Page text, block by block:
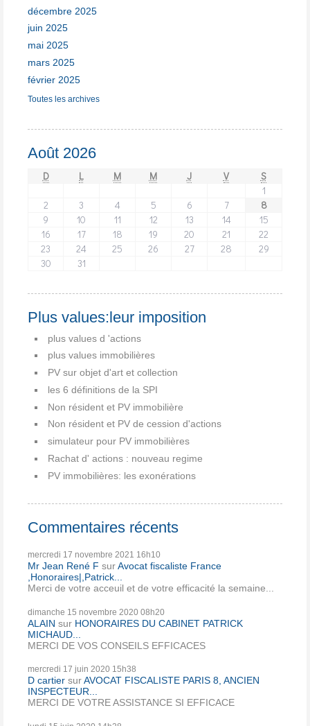
décembre 2025
juin 2025
mai 2025
mars 2025
février 2025
Toutes les archives
Août 2026
D L M M J V
S
1
2
3 4 5 6 7
8
9
10 11 12 13 14
15
16
17 18 19 20 21
22
23
24 25 26 27 28
29
30
31
Plus values:leur imposition
plus values d 'actions
plus values immobilières
PV sur objet d'art et collection
les 6 définitions de la SPI
Non résident et PV immobilière
Non résident et PV de cession d'actions
simulateur pour PV immobilières
Rachat d' actions : nouveau regime
PV immobilières: les exonérations
Commentaires récents
mercredi 17 novembre 2021 16h10
Mr Jean René F surAvocat fiscaliste France
,Honoraires|,Patrick...
Merci de votre acceuil et de votre efficacité la semaine...
dimanche 15 novembre 2020 08h20
ALAIN sur HONORAIRES DU CABINET PATRICK
MICHAUD...
MERCI DE VOS CONSEILS EFFICACES
mercredi 17 juin 2020 15h38
D cartier surAVOCAT FISCALISTE PARIS 8, ANCIEN
INSPECTEUR...
MERCI DE VOTRE ASSISTANCE SI EFFICACE